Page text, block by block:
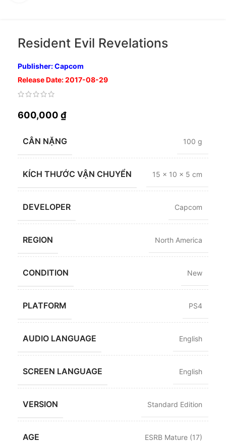
Resident Evil Revelations
Publisher: Capcom
Release Date: 2017-08-29
600,000 ₫
CÂN NẶNG 100 g
KÍCH THƯỚC VẬN CHUYỂN 15 × 10 × 5 cm
DEVELOPER Capcom
REGION North America
CONDITION New
PLATFORM PS4
AUDIO LANGUAGE English
SCREEN LANGUAGE English
VERSION Standard Edition
AGE ESRB Mature (17)